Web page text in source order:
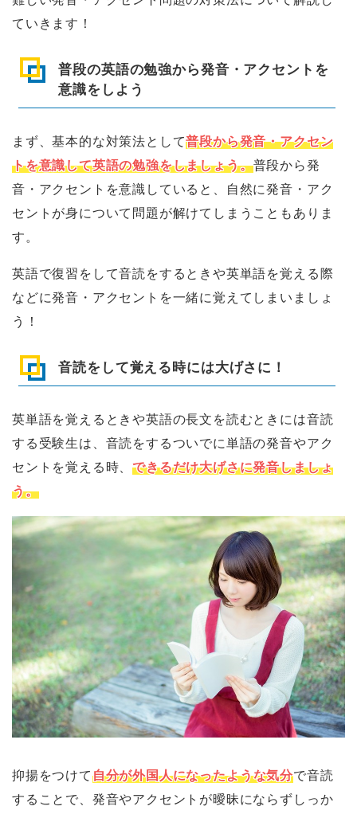
ていきます！
普段の英語の勉強から発音・アクセントを
意識をしよう
まず、基本的な対策法として普段から発音・アクセン
トを意識して英語の勉強をしましょう。普段から発
音・アクセントを意識していると、自然に発音・アク
セントが身について問題が解けてしまうこともありま
す。
英語で復習をして音読をするときや英単語を覚える際
などに発音・アクセントを一緒に覚えてしまいましょ
う！
音読をして覚える時には大げさに！
英単語を覚えるときや英語の長文を読むときには音読
する受験生は、音読をするついでに単語の発音やアク
セントを覚える時、できるだけ大げさに発音しましょ
う。
抑揚をつけて自分が外国人になったような気分で音読
することで、発音やアクセントが曖昧にならずしっか